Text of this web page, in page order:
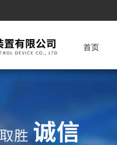
首页